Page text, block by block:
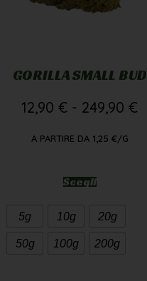
GORILLA SMALL BUD
12,90 € - 249,90 €
A PARTIRE DA 1,25 €/G
Scegli
5g 10g 20g
50g 100g 200g